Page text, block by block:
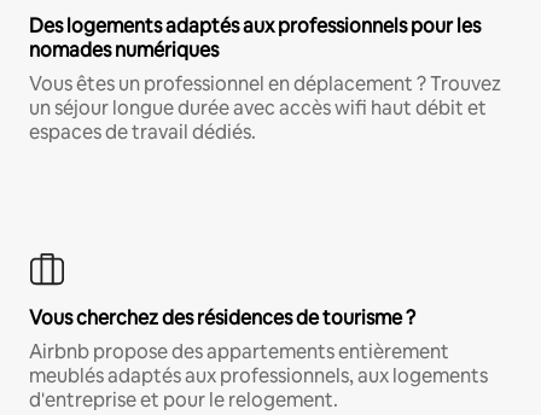
Des logements adaptés aux professionnels pour les
nomades numériques
Vous êtes un professionnel en déplacement ? Trouvez
un séjour longue durée avec accès wifi haut débit et
espaces de travail dédiés.
Vous cherchez des résidences de tourisme ?
Airbnb propose des appartements entièrement
meublés adaptés aux professionnels, aux logements
d'entreprise et pour le relogement.